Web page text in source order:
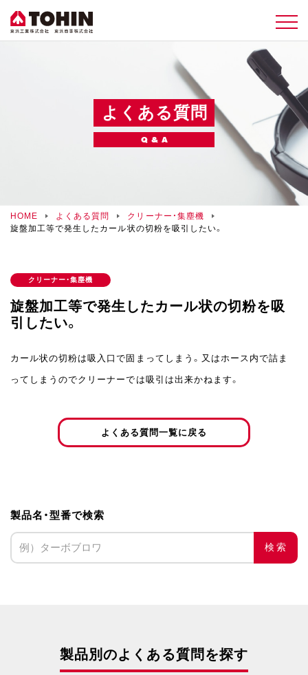
よくある質問
Q & A
HOME よくある質問
クリーナー・集塵機
旋盤加工等で発生したカール状の切粉を吸引したい。
旋盤加工等で発生したカール状の切粉を吸
引したい。
クリーナー・集塵機
カール状の切粉は吸入口で固まってしまう。又はホース内で詰ま
ってしまうのでクリーナーでは吸引は出来かねます。
よくある質問一覧に戻る
製品名・型番で検索
検索
製品別のよくある質問を探す